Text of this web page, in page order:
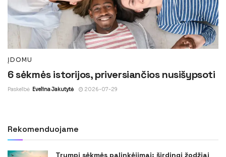
ĮDOMU
6 sėkmės istorijos, priversiančios nusišypsoti
Paskelbė Evelina Jakutytė 2026-07-29
Rekomenduojame
Trumpi sėkmės palinkėjimai: širdingi žodžiai